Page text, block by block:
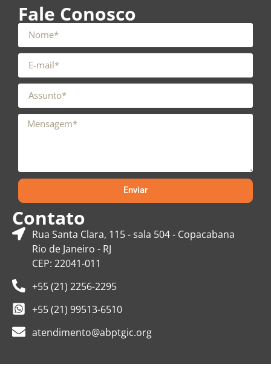
Fale Conosco
Enviar
Contato
Rua Santa Clara, 115 - sala 504 - Copacabana
Rio de Janeiro - RJ
CEP: 22041-011
+55 (21) 2256-2295
+55 (21) 99513-6510
atendimento@abptgic.org